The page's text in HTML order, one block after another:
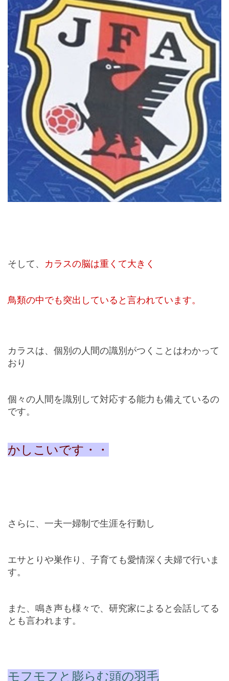
そして、 カラスの脳は重くて大きく
鳥類の中でも突出していると言われています。
カラスは、個別の人間の識別がつくことはわかって
おり
個々の人間を識別して対応する能力も備えているの
です。
かしこいです・・
さらに、一夫一婦制で生涯を行動し
エサとりや巣作り、子育ても愛情深く夫婦で行いま
す。
また、鳴き声も様々で、研究家によると会話してる
とも言われます。
モフモフと膨らむ頭の羽毛